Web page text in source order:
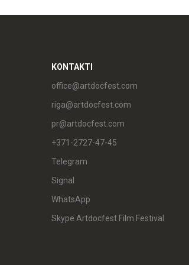
KONTAKTI
office@artdocfest.com
riga@artdocfest.com
pr@artdocfest.com
+371-2727-47-45
Telegram
Signal
WhatsApp
Skype Artdocfest Film Festival